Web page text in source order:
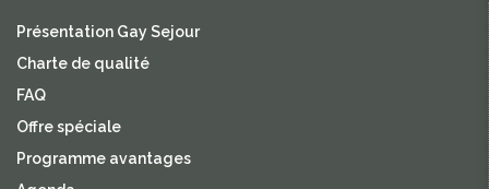
Présentation Gay Sejour
Charte de qualité
FAQ
Offre spéciale
Programme avantages